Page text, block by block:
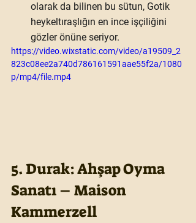
olarak da bilinen bu sütun, Gotik
heykeltıraşlığın en ince işçiliğini
gözler önüne seriyor.
https://video.wixstatic.com/video/a19509_2
823c08ee2a740d786161591aae55f2a/1080
p/mp4/file.mp4
5. Durak: Ahşap Oyma
Sanatı – Maison
Kammerzell